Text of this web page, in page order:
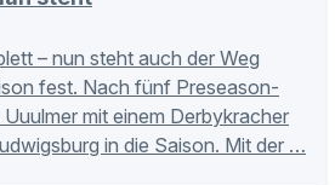
– nun steht auch der Weg
fest. Nach fünf Preseason-
mit einem Derbykracher
in die Saison. Mit der …